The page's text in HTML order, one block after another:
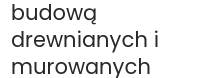
budową
drewnianych i
murowanych